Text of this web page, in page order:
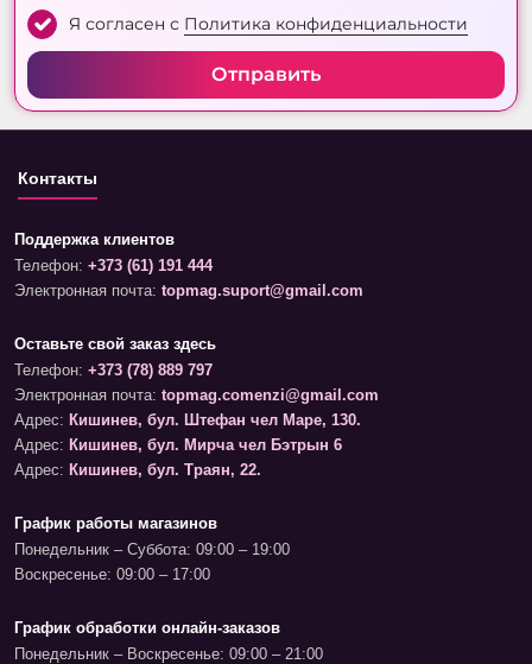
Я согласен с Политика конфиденциальности
Отправить
Контакты
Поддержка клиентов
Телефон: +373 (61) 191 444
Электронная почта: topmag.suport@gmail.com
Оставьте свой заказ здесь
Телефон: +373 (78) 889 797
Электронная почта: topmag.comenzi@gmail.com
Адрес: Кишинев, бул. Штефан чел Маре, 130.
Адрес: Кишинев, бул. Мирча чел Бэтрын 6
Адрес: Кишинев, бул. Траян, 22.
График работы магазинов
Понедельник – Суббота: 09:00 – 19:00
Воскресенье: 09:00 – 17:00
График обработки онлайн-заказов
Понедельник – Воскресенье: 09:00 – 21:00